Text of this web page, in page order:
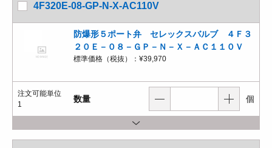
4F320E-08-GP-N-X-AC110V
防爆形５ポート弁 セレックスバルブ ４Ｆ３
２０Ｅ－０８－ＧＰ－Ｎ－Ｘ－ＡＣ１１０Ｖ
標準価格（税抜）： ¥39,970
注文可能単位
1
数量 個